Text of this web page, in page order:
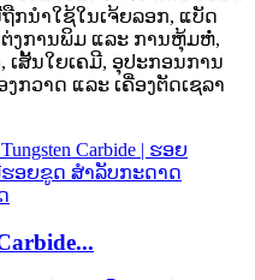
ກນໍາໃຊ້ໃນເຈ້ຍລອກ, ແບັດ
ງການພິມ ແລະ ການຫຸ້ມຫໍ່,
ເສັ້ນໃຍເຄມີ, ອຸປະກອນການ
ກວາດ ແລະ ເຄື່ອງຕັດເຊລາ